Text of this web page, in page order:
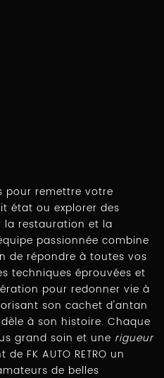
pour remettre votre
état ou explorer des
la restauration et la
passionnée combine
de répondre à toutes vos
techniques éprouvées et
pour redonner vie à
son cachet d'antan
à son histoire. Chaque
grand soin et une rigueur
de FK AUTO RETRO un
de belles